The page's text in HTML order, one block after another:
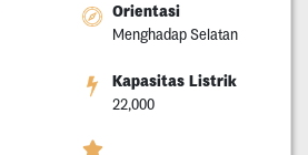
Orientasi
Menghadap Selatan
Kapasitas Listrik
22,000